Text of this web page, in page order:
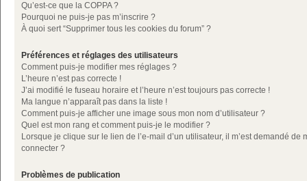
Qu’est-ce que la COPPA ?
Pourquoi ne puis-je pas m’inscrire ?
À quoi sert “Supprimer tous les cookies du forum” ?
Préférences et réglages des utilisateurs
Comment puis-je modifier mes réglages ?
L’heure n’est pas correcte !
J’ai modifié le fuseau horaire et l’heure n’est toujours pas correcte !
Ma langue n’apparaît pas dans la liste !
Comment puis-je afficher une image sous mon nom d’utilisateur ?
Quel est mon rang et comment puis-je le modifier ?
Lorsque je clique sur le lien de l’e-mail d’un utilisateur, il m’est demandé de
connecter ?
Problèmes de publication